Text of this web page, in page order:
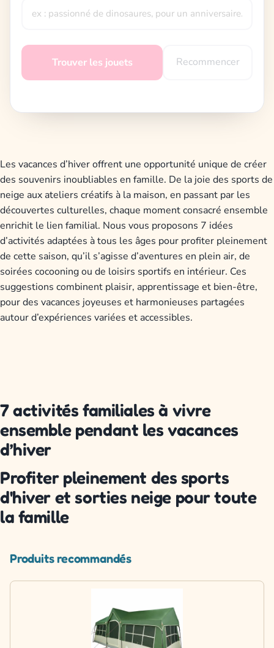
Trouver les jouets Recommencer
Les vacances d’hiver offrent une opportunité unique de créer
des souvenirs inoubliables en famille. De la joie des sports de
neige aux ateliers créatifs à la maison, en passant par les
découvertes culturelles, chaque moment consacré ensemble
enrichit le lien familial. Nous vous proposons 7 idées
d’activités adaptées à tous les âges pour profiter pleinement
de cette saison, qu’il s’agisse d’aventures en plein air, de
soirées cocooning ou de loisirs sportifs en intérieur. Ces
suggestions combinent plaisir, apprentissage et bien-être,
pour des vacances joyeuses et harmonieuses partagées
autour d’expériences variées et accessibles.
7 activités familiales à vivre
ensemble pendant les vacances
d’hiver
Profiter pleinement des sports
d'hiver et sorties neige pour toute
la famille
Produits recommandés